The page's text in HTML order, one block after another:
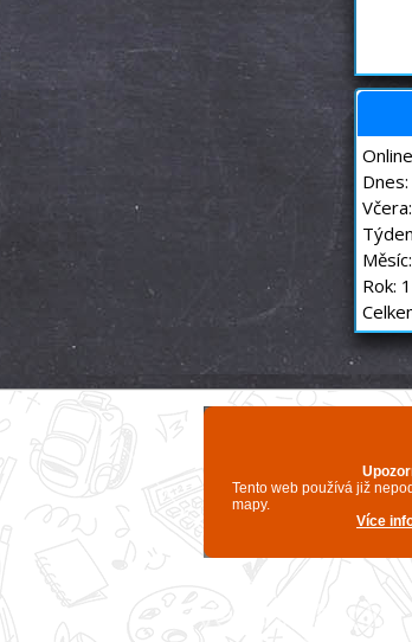
Rok: